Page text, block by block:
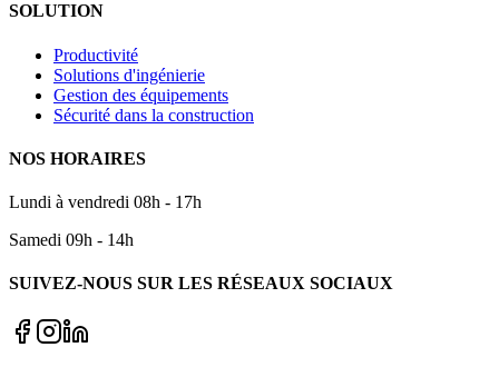
SOLUTION
Productivité
Solutions d'ingénierie
Gestion des équipements
Sécurité dans la construction
NOS HORAIRES
Lundi à vendredi 08h - 17h
Samedi 09h - 14h
SUIVEZ-NOUS SUR LES RÉSEAUX SOCIAUX